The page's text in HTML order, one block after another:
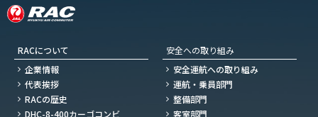
RACについて
企業情報
代表挨拶
RACの歴史
DHC-8-400カーゴコンビ
安全への取り組み
安全運航への取り組み
運航・乗員部門
整備部門
客室部門